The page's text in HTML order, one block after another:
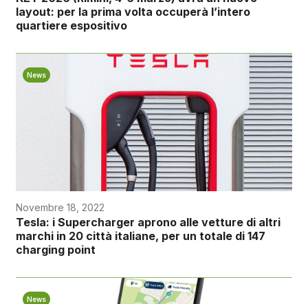
layout: per la prima volta occuperà l’intero
quartiere espositivo
News
Novembre 18, 2022
Tesla: i Supercharger aprono alle vetture di altri
marchi in 20 città italiane, per un totale di 147
charging point
News